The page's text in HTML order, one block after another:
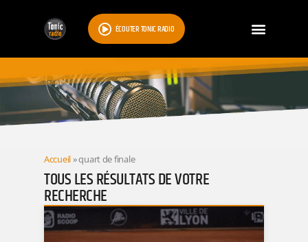
ÉCOUTER TONIC RADIO
RESULTATS
Accueil»quart de finale
TOUS LES RÉSULTATS DE VOTRE
RECHERCHE